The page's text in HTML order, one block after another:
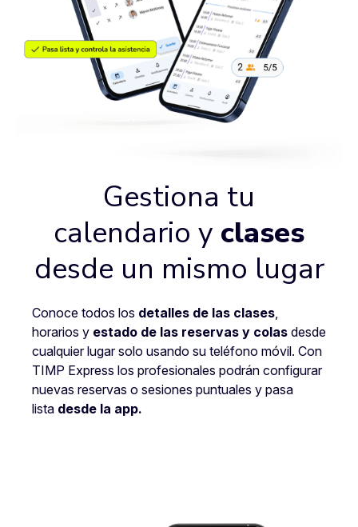
Gestiona tu
calendario y clases
desde un mismo lugar
Conoce todos los detalles de las clases
horarios y estado de las reservas y colas desde
cualquier lugar solo usando su teléfono móvil. Con
TIMP Express los profesionales podrán configurar
nuevas reservas o sesiones puntuales y pasa
lista desde la app.